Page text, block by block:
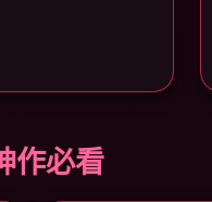
作必看